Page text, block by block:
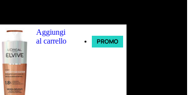
Aggiungi
al carrello
PROMO